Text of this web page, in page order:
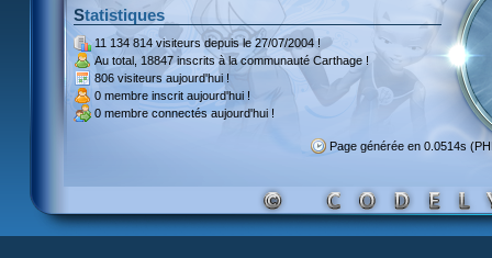
Statistiques
11 134 814 visiteursdepuis le 27/07/2004 !
Au total, 18847 inscritsà la communauté Carthage !
806 visiteurs aujourd'hui !
0 membre inscrit aujourd'hui !
0 membre connectés aujourd'hui !
Page générée en 0.0514s